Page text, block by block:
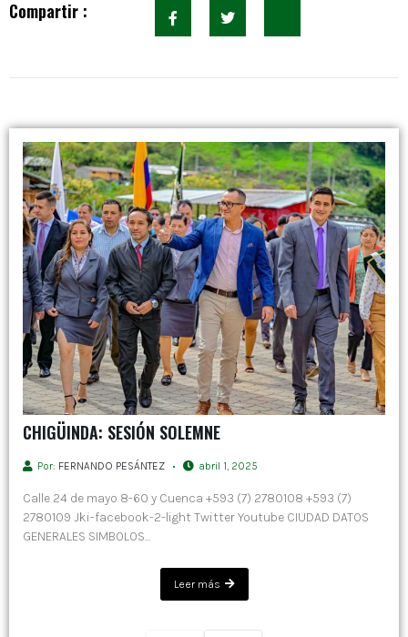
Compartir :
CHIGÜINDA: SESIÓN SOLEMNE
Por: FERNANDO PESÁNTEZ abril 1, 2025
Calle 24 de mayo 8-60 y Cuenca +593 (7) 2780108 +593 (7)
2780109 Jki-facebook-2-light Twitter Youtube CIUDAD DATOS
GENERALES SIMBOLOS...
Leer más